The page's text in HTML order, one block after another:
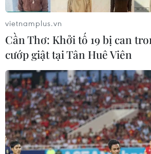
Cảng Hải Phòng chào đón
tiên của Năm mới 2022
Mã hàng đầu Năm mới 2022 của
Cảng Hải Phòng tại Chi nhánh
dỡ từ tàu Sky Victorya, cập cảng Tân
container.
vietnamplus.vn
Cần Thơ: Khởi tố 19 bị can
cướp giật tại Tân Huê Viên